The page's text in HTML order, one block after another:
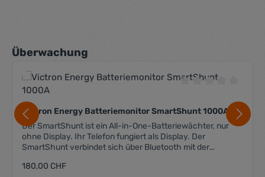
Produktgalerie überspringen
Überwachung
Victron Energy Batteriemonitor SmartShunt 1000A
Der SmartShunt ist ein All-in-One-Batteriewächter, nur
ohne Display. Ihr Telefon fungiert als Display. Der
SmartShunt verbindet sich über Bluetooth mit der
Sie können alle überwachten Batterieparameter, wie
Regulärer Preis:
180,00 CHF